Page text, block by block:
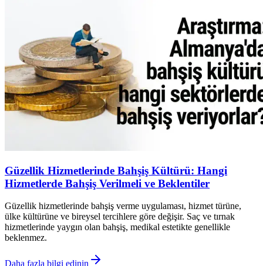
Güzellik Hizmetlerinde Bahşiş Kültürü: Hangi
Hizmetlerde Bahşiş Verilmeli ve Beklentiler
Güzellik hizmetlerinde bahşiş verme uygulaması, hizmet türüne,
ülke kültürüne ve bireysel tercihlere göre değişir. Saç ve tırnak
hizmetlerinde yaygın olan bahşiş, medikal estetikte genellikle
beklenmez.
Daha fazla bilgi edinin